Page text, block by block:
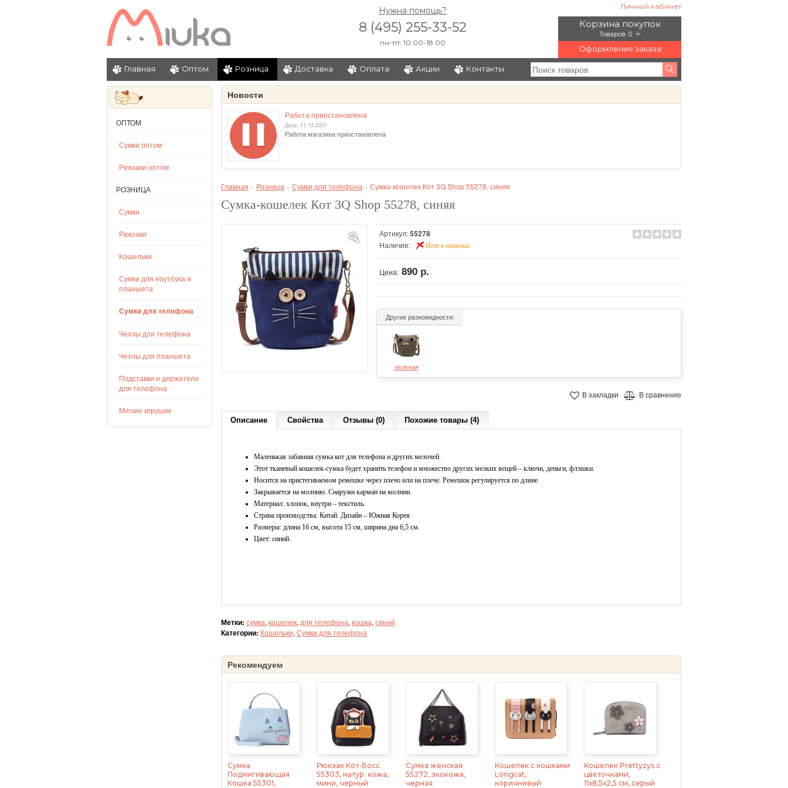
Личный кабинет
Корзина покупок
Товаров: 0
Оформление заказа
Нужна помощь?
8 (495) 255-33-52
пн-пт: 10:00-18:00
Главная Оптом Розница Доставка Оплата Акции Контакты
ОПТОМ
Сумки оптом
Рюкзаки оптом
РОЗНИЦА
Сумки
Рюкзаки
Кошельки
Сумки для ноутбука и
планшета
Сумки для телефона
Чехлы для телефона
Чехлы для планшета
Подставки и держатели
для телефона
Мягкие игрушки
Новости
Работа приостановлена
Дата: 11.12.2021
Работа магазина приостановлена
Главная » Розница » Сумки для телефона » Сумка-кошелек Кот 3Q Shop 55278, синяя
Сумка-кошелек Кот 3Q Shop 55278, синяя
Артикул:55278
Наличие: Нет в наличии
Цена: 890 р.
Другие разновидности:
зеленая
В закладки В сравнение
Описание Свойства Отзывы (0) Похожие товары (4)
Маленькая забавная сумка кот для телефона и других мелочей.
Этот тканевый кошелек-сумка будет хранить телефон и множество других мелких вещей – ключи, деньги, флэшки.
Носится на пристегиваемом ремешке через плечо или на плече. Ремешок регулируется по длине.
Закрывается на молнию. Снаружи карман на молнии.
Материал: хлопок, внутри – текстиль.
Страна производства: Китай. Дизайн – Южная Корея.
Размеры: длина 16 см, высота 15 см, ширина дна 6,5 см.
Цвет: синий.
Метки: сумка, кошелек, для телефона, кошка, синий
Категории: Кошельки, Сумки для телефона
Рекомендуем
Сумка
Подмигивающая
Кошка 55301,
Рюкзак Кот-Босс
55303, натур. кожа,
мини, черный
Сумка женская
55272, экокожа,
черная
Кошелек с кошками
Longcat,
коричневый
Кошелек Prettyzys с
цветочками,
11х8,5х2,5 см, серый